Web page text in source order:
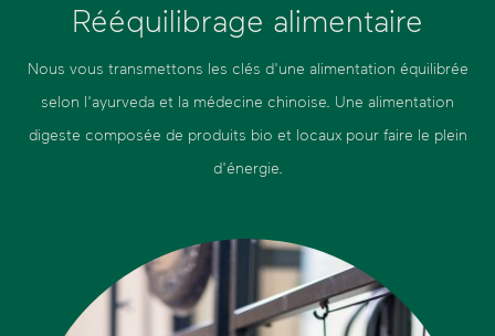
Rééquilibrage alimentaire
Nous vous transmettons les clés d'une alimentation équilibrée
selon l'ayurveda et la médecine chinoise. Une alimentation
digeste composée de produits bio et locaux pour faire le plein
d'énergie.